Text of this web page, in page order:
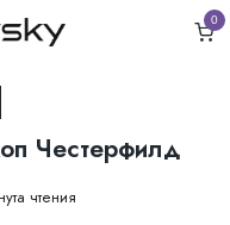
0
Честерфилд
чтения